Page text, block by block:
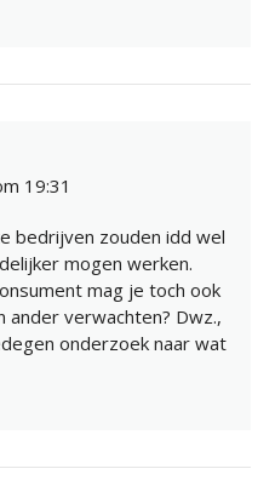
19:31
bedrijven zouden idd wel
mogen werken.
mag je toch ook
ander verwachten? Dwz.,
onderzoek naar wat